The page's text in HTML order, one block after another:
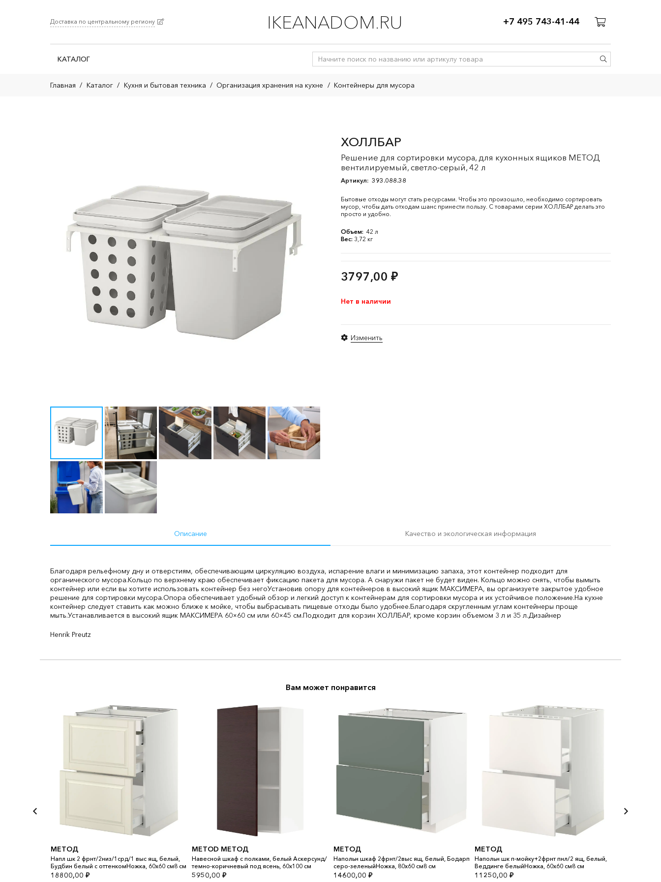
Доставка по центральному региону IKEANADOM.RU +7 495 743-41-44
КАТАЛОГ
Главная / Каталог / Кухня и бытовая техника / Организация хранения на кухне / Контейнеры для мусора
ХОЛЛБАР
Решение для сортировки мусора, для кухонных ящиков МЕТОД
вентилируемый, светло-серый, 42 л
Артикул: 393.088.38
Бытовые отходы могут стать ресурсами. Чтобы это произошло, необходимо сортировать
мусор, чтобы дать отходам шанс принести пользу. С товарами серии ХОЛЛБАР делать это
просто и удобно.
Объем: 42 л
Вес: 3,72 кг
3797,00 ₽
Нет в наличии
Изменить
Описание Качество и экологическая информация
Благодаря рельефному дну и отверстиям, обеспечивающим циркуляцию воздуха, испарение влаги и минимизацию запаха, этот контейнер подходит для
органического мусора.Кольцо по верхнему краю обеспечивает фиксацию пакета для мусора. А снаружи пакет не будет виден. Кольцо можно снять, чтобы вымыть
контейнер или если вы хотите использовать контейнер без негоУстановив опору для контейнеров в высокий ящик МАКСИМЕРА, вы организуете закрытое удобное
решение для сортировки мусора.Опора обеспечивает удобный обзор и легкий доступ к контейнерам для сортировки мусора и их устойчивое положение.На кухне
контейнер следует ставить как можно ближе к мойке, чтобы выбрасывать пищевые отходы было удобнее.Благодаря скругленным углам контейнеры проще
мыть.Устанавливается в высокий ящик МАКСИМЕРА 60×60 см или 60×45 см.Подходит для корзин ХОЛЛБАР, кроме корзин объемом 3 л и 35 л.Дизайнер
Henrik Preutz
Вам может понравится
МЕТОД
Напл шк 2 фрнт/2низ/1срд/1 выс ящ, белый,
Будбин белый с оттенкомНожка, 60x60 см8 см
18800,00 ₽
METOD МЕТОД
Навесной шкаф с полками, белый Аскерсунд/
темно-коричневый под ясень, 60x100 см
5950,00 ₽
МЕТОД
Напольн шкаф 2фрнт/2выс ящ, белый, Бодарп
серо-зеленыйНожка, 80x60 см8 см
14600,00 ₽
МЕТОД
Напольн шк п-мойку+2фрнт пнл/2 ящ, белый,
Веддинге белыйНожка, 60x60 см8 см
11250,00 ₽